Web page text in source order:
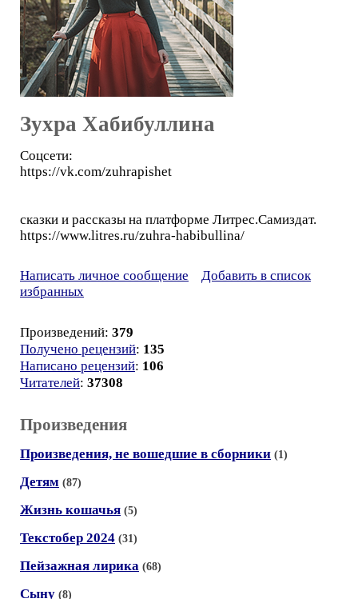
Зухра Хабибуллина
Соцсети:
https://vk.com/zuhrapishet
сказки и рассказы на платформе Литрес.Самиздат.
https://www.litres.ru/zuhra-habibullina/
Написать личное сообщение
Добавить в список
избранных
Произведений: 379
Получено рецензий: 135
Написано рецензий: 106
Читателей: 37308
Произведения
Произведения, не вошедшие в сборники (1)
Детям (87)
Жизнь кошачья (5)
Текстобер 2024 (31)
Пейзажная лирика (68)
Сыну (8)